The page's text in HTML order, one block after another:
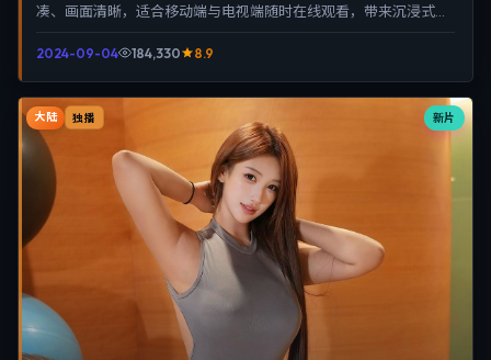
凑、画面清晰，适合移动端与电视端随时在线观看，带来沉浸式视
2024-09-04 184,330 8.9
新片
大陆 独播